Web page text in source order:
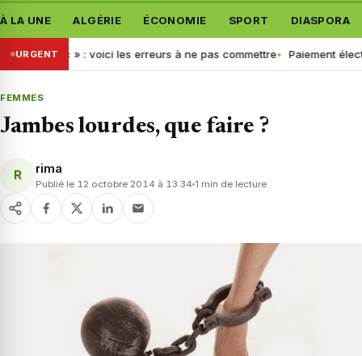
À LA UNE ALGÉRIE ÉCONOMIE SPORT DIASPORA
URGENT» : voici les erreurs à ne pas commettre Paiement
FEMMES
Jambes lourdes, que faire ?
R rima
Publié le 12 octobre 2014 à 13:34 1 min de lecture